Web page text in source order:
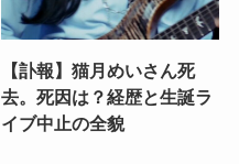
【訃報】猫月めいさん死
去。死因は？経歴と生誕ラ
イブ中止の全貌